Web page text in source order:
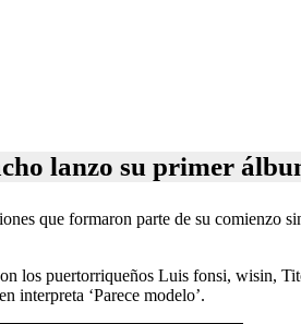
lanzo su primer
que formaron parte de su
los puertorriqueños Luis fonsi, wisin,
interpreta ‘Parece modelo’.